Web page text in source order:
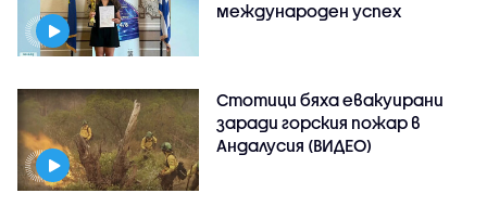
международен успех
Стотици бяха евакуирани
заради горския пожар в
Андалусия (ВИДЕО)